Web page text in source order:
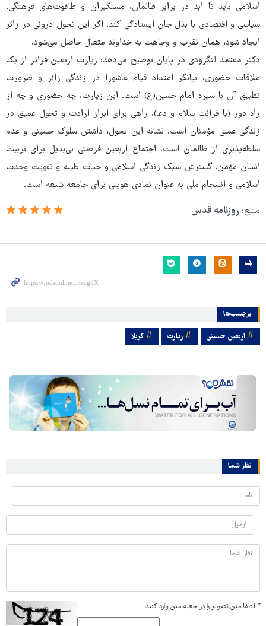
اسلامی باید تا ابد در برابر ظالمان، مستکبران و طاغوت‌های فرهنگی،
سیاسی و اقتصادی با بذل جان ایستادگی کند. اگر این تحول درونی در زائر
ایجاد شود، همان تقرب و وجاهت به خداوند متعال حاصل می‌شود.
دکتر معتمد لنگرودی در پایان توضیح می‌دهد: زیارت اربعین فراتر از یک
ملاقات حضوری، بیانگر امتداد قیام عاشورا در زندگی زائر و ضرورت
تطبیق آن با سیره امام حسین(ع) است. این زیارت، چه حضوری و چه از
راه دور (با قرائت سلام و دعا)، راهی برای ابراز ارادت و تحول عمیق در
زندگی عملی مؤمنان است. نشانه این تحول، داشتن سلوک حسینی و عدم
سلطه‌پذیری از ظالمان است. اجتماع اربعین فرصتی بی‌بدیل برای تربیت
انسان مؤمن، گسترش سبک زندگی اسلامی و حیات طیبه و تقویت وحدت
اسلامی و انسجام ملی به عنوان نمادی هویتی برای جامعه شیعه است.
منبع: روزنامه قدس
برچسب‌ها
اربعین حسینی زیارت کربلا
نظر شما
* لطفا متن تصویر را در جعبه متن وارد کنید